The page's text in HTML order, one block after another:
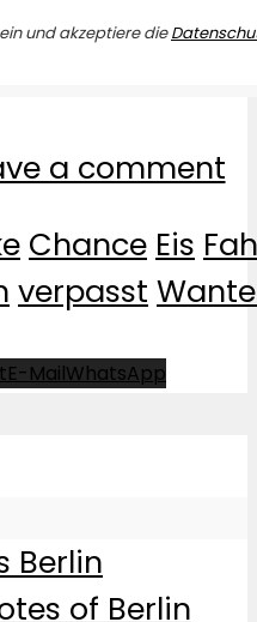
und akzeptiere die
a comment
Chance Eis
verpasst
E-MailWhatsApp